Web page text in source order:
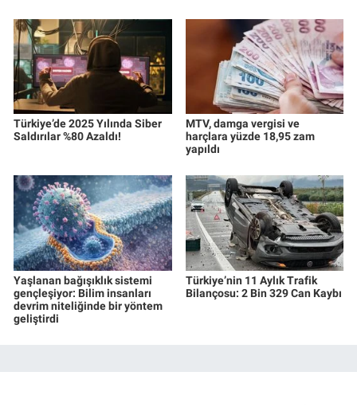
Türkiye’de 2025 Yılında Siber
Saldırılar %80 Azaldı!
MTV, damga vergisi ve
harçlara yüzde 18,95 zam
yapıldı
Yaşlanan bağışıklık sistemi
gençleşiyor: Bilim insanları
devrim niteliğinde bir yöntem
geliştirdi
Türkiye’nin 11 Aylık Trafik
Bilançosu: 2 Bin 329 Can Kaybı